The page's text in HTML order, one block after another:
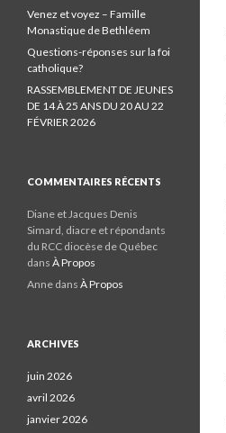
Venez et voyez – Famille
Monastique de Bethléem
Questions-réponses sur la foi
catholique?
RASSEMBLEMENT DE JEUNES
DE 14 À 25 ANS DU 20 AU 22
FÉVRIER 2026
COMMENTAIRES RÉCENTS
Diane et Jacques Denis
Simard, diacre et répondants
du RCC diocèse de Québec
dans À Propos
Anne dans À Propos
ARCHIVES
juin 2026
avril 2026
janvier 2026